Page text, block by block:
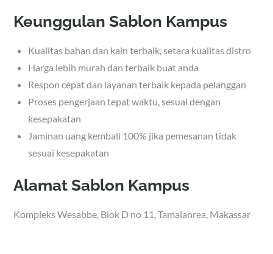
Keunggulan Sablon Kampus
Kualitas bahan dan kain terbaik, setara kualitas distro
Harga lebih murah dan terbaik buat anda
Respon cepat dan layanan terbaik kepada pelanggan
Proses pengerjaan tepat waktu, sesuai dengan
kesepakatan
Jaminan uang kembali 100% jika pemesanan tidak
sesuai kesepakatan
Alamat Sablon Kampus
Kompleks Wesabbe, Blok D no 11, Tamalanrea, Makassar